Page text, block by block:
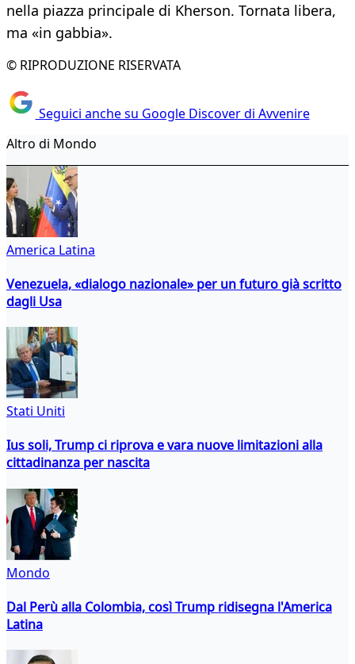
nella piazza principale di Kherson. Tornata libera,
ma «in gabbia».
© RIPRODUZIONE RISERVATA
Seguici anche su Google Discover di Avvenire
Altro di Mondo
America Latina
Venezuela, «dialogo nazionale» per un futuro già scritto
dagli Usa
Stati Uniti
Ius soli, Trump ci riprova e vara nuove limitazioni alla
cittadinanza per nascita
Mondo
Dal Perù alla Colombia, così Trump ridisegna l'America
Latina